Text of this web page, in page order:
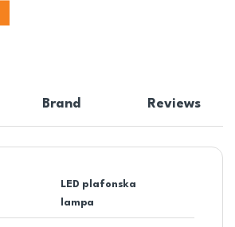
Brand Reviews
LED plafonska
lampa